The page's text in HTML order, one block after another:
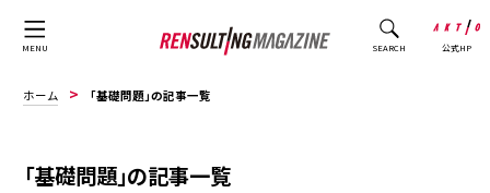
MENU SEARCH 公式HP
ホーム 「基礎問題」の記事一覧
「基礎問題」の記事一覧